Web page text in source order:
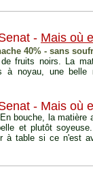
- Mais où
40% - sans
fruits noirs. La
à noyau, une
- Mais où
bouche, la matière
et plutôt
à table si ce n'est